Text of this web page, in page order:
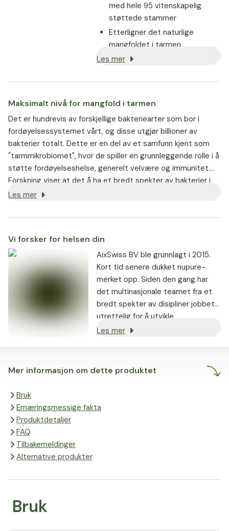
med hele 95 vitenskapelig
støttede stammer
Etterligner det naturlige
mangfoldet i tarmen
Garantert ultrahøy styrke på 95
daglig dose, helt til utløpsdato.
Med sikori og vitamin B2 for å
opprettholde en sunn
tarmslimhinne.
Magesyreresistente kapsler
sikrer maksimal overlevelse og
effektivitet for
Les mer
Maksimalt nivå for mangfold i tarmen
Det er hundrevis av forskjellige bakteriearter som bor i
fordøyelsessystemet vårt, og disse utgjør billioner av
bakterier totalt. Dette er en del av et samfunn kjent som
"tarmmikrobiomet", hvor de spiller en grunnleggende rolle i å
støtte fordøyelseshelse, generelt velvære og immunitet.
Forskning viser at det å ha et bredt spekter av bakterier i
tarmen forbedrer funksjonaliteten og motstandskraften til
forskjellige funksjoner i kroppen. Hvis en bakteriestamme
trå til når det trengs. Dette øker den generelle stabiliteten
og funksjonen. MAX SPEKTRUM N95 er designet for å
gjenspeile det naturlige mangfoldet i tarmen vår, og
inneholder 95 vitenskapelig beviste stammer, noe som er
det høyeste antall stammer i verden.
Les mer
Mer informasjon om dette produktet
Bruk
Ernæringsmessige fakta
Produktdetaljer
FAQ
Tilbakemeldinger
Alternative produkter
Bruk
Vi forsker for helsen din
AixSwiss BV ble grunnlagt i 2015.
Kort tid senere dukket nupure-
merket opp. Siden den gang har
det multinasjonale teamet fra et
bredt spekter av disipliner jobbet
utrettelig for å utvikle
toppmoderne produkter. For å
til intensiv forskning og utveksling
med ledende eksperter.
Les mer